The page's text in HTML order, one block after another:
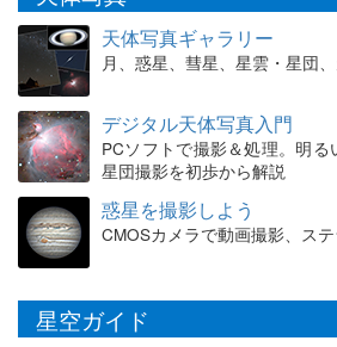
天体写真ギャラリー
月、惑星、彗星、星雲・星団
デジタル天体写真入門
PCソフトで撮影＆処理。明る
星団撮影を初歩から解説
惑星を撮影しよう
CMOSカメラで動画撮影、ス
星空ガイド